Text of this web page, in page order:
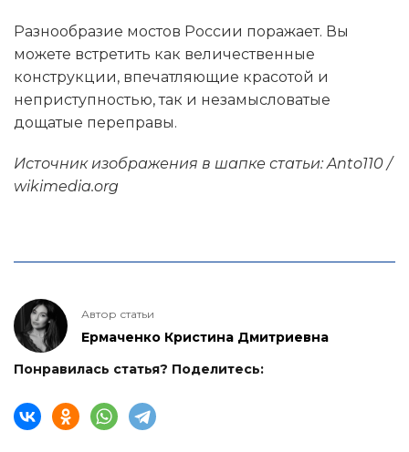
Разнообразие мостов России поражает. Вы
можете встретить как величественные
конструкции, впечатляющие красотой и
неприступностью, так и незамысловатые
дощатые переправы.
Источник изображения в шапке статьи: Anto110 /
wikimedia.org
Автор статьи
Ермаченко Кристина Дмитриевна
Понравилась статья? Поделитесь: